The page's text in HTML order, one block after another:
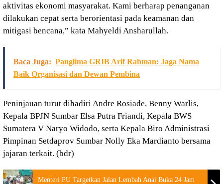
aktivitas ekonomi masyarakat. Kami berharap penanganan
dilakukan cepat serta berorientasi pada keamanan dan
mitigasi bencana,” kata Mahyeldi Ansharullah.
Baca Juga: Panglima GRIB Arif Rahman: Jaga Nama
Baik Organisasi dan Dewan Pembina
Peninjauan turut dihadiri Andre Rosiade, Benny Warlis,
Kepala BPJN Sumbar Elsa Putra Friandi, Kepala BWS
Sumatera V Naryo Widodo, serta Kepala Biro Administrasi
Pimpinan Setdaprov Sumbar Nolly Eka Mardianto bersama
jajaran terkait. (bdr)
Menteri PU Targetkan Jalan Lembah Anai Buka 24 Jam